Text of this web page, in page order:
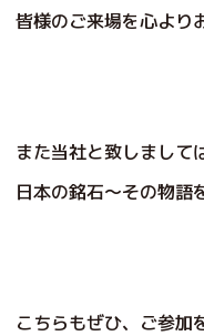
皆様のご来場を心より
また当社と致しまし
日本の銘石～その物語
こちらもぜひ、ご参加